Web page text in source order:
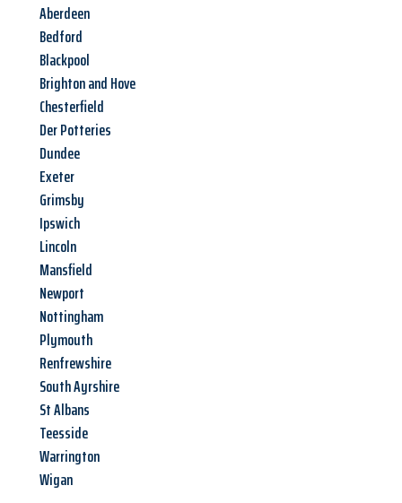
Aberdeen
Bedford
Blackpool
Brighton and Hove
Chesterfield
Der Potteries
Dundee
Exeter
Grimsby
Ipswich
Lincoln
Mansfield
Newport
Nottingham
Plymouth
Renfrewshire
South Ayrshire
St Albans
Teesside
Warrington
Wigan